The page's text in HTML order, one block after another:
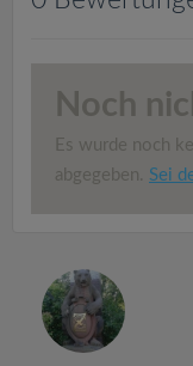
Noch
Es wurde noch
abgegeben. Sei